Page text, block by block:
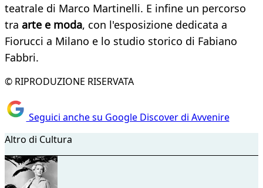
teatrale di Marco Martinelli. E infine un percorso
tra arte e moda, con l'esposizione dedicata a
Fiorucci a Milano e lo studio storico di Fabiano
Fabbri.
© RIPRODUZIONE RISERVATA
Seguici anche su Google Discover di Avvenire
Altro di Cultura